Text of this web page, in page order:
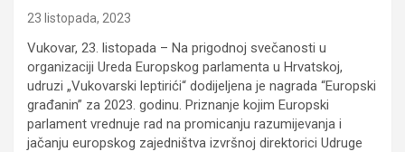
23 listopada, 2023
Vukovar, 23. listopada – Na prigodnoj svečanosti u
organizaciji Ureda Europskog parlamenta u Hrvatskoj,
udruzi „Vukovarski leptirići“ dodijeljena je nagrada “Europski
građanin” za 2023. godinu. Priznanje kojim Europski
parlament vrednuje rad na promicanju razumijevanja i
jačanju europskog zajedništva izvršnoj direktorici Udruge